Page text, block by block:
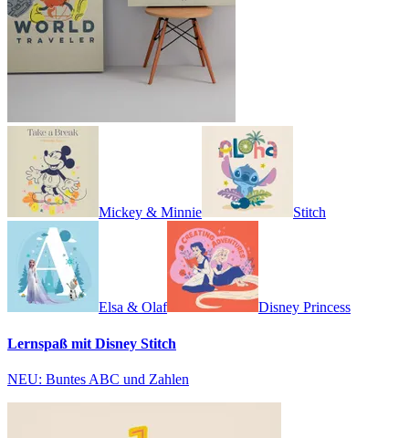
Mickey & Minnie Stitch
Elsa & Olaf Disney Princess
Lernspaß mit Disney Stitch
NEU: Buntes ABC und Zahlen